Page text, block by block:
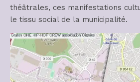
théâtrales, ces manifestations
le tissu social de la municipalité.